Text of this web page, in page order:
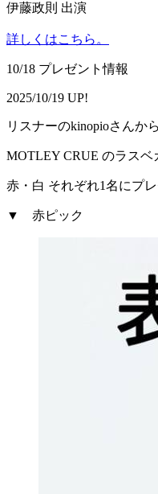
伊藤政則 出演
詳しくはこちら。
10/18 プレゼント情報
2025/10/19 UP!
リスナーのkinopioさんか
MOTLEY CRUE のラス
赤・白 それぞれ1名にプ
▼ 赤ピック